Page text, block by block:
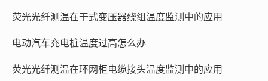
荧光光纤测温在干式变压器绕组温度监测中的应用
电动汽车充电桩温度过高怎么办
荧光光纤测温在环网柜电缆接头温度监测中的应用